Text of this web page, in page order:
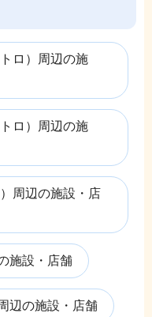
ロ）周辺の施
ロ）周辺の施
周辺の施設・店
施設・店舗
辺の施設・店舗